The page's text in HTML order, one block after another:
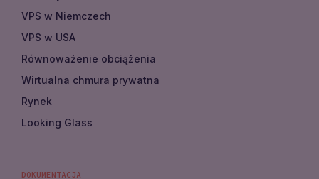
VPS w Niemczech
VPS w USA
Równoważenie obciążenia
Wirtualna chmura prywatna
Rynek
Looking Glass
DOKUMENTACJA